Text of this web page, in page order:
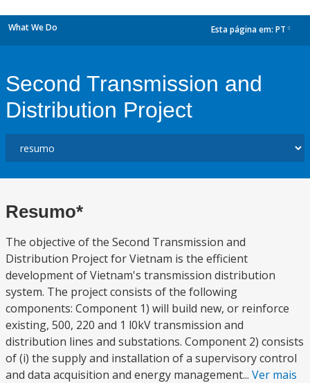
What We Do Esta página em: PT
Second Transmission and
Distribution Project
Resumo*
The objective of the Second Transmission and
Distribution Project for Vietnam is the efficient
development of Vietnam's transmission distribution
system. The project consists of the following
components: Component 1) will build new, or reinforce
existing, 500, 220 and 1 l0kV transmission and
distribution lines and substations. Component 2) consists
of (i) the supply and installation of a supervisory control
and data acquisition and energy management... Ver mais